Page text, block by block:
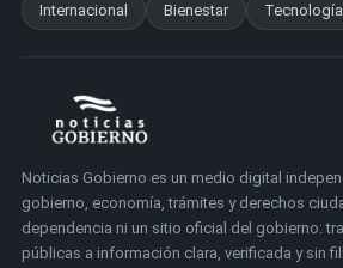
Internacional Bienestar Tecnología
Noticias Gobierno es un medio digital
gobierno, economía, trámites y derechos
dependencia ni un sitio oficial del gobierno:
públicas a información clara, verificada y sin